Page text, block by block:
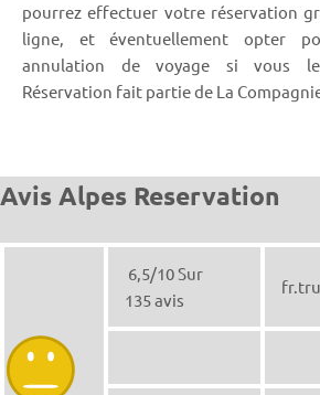
pourrez effectuer votre réservation
ligne, et éventuellement opter
annulation de voyage si vous le
Réservation fait partie de La
Avis Alpes Reservation
6,5/10 Sur
135 avis